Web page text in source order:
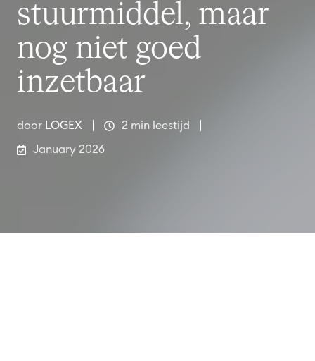
stuurmiddel, maar
nog niet goed
inzetbaar
door LOGEX 2 min leestijd
January 2026